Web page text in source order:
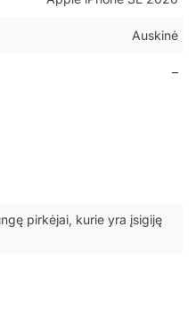
Auskinė
–
pirkėjai, kurie yra įsigiję